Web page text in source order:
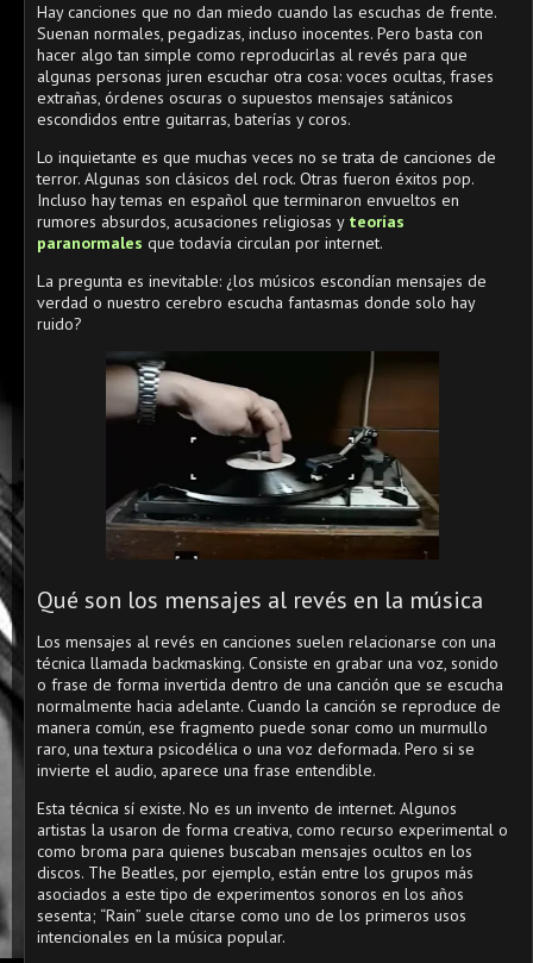
Hay canciones que no dan miedo cuando las escuchas de frente.
Suenan normales, pegadizas, incluso inocentes. Pero basta con
hacer algo tan simple como reproducirlas al revés para que
algunas personas juren escuchar otra cosa: voces ocultas, frases
extrañas, órdenes oscuras o supuestos mensajes satánicos
escondidos entre guitarras, baterías y coros.
Lo inquietante es que muchas veces no se trata de canciones de
terror. Algunas son clásicos del rock. Otras fueron éxitos pop.
Incluso hay temas en español que terminaron envueltos en
rumores absurdos, acusaciones religiosas y teorías
paranormales que todavía circulan por internet.
La pregunta es inevitable: ¿los músicos escondían mensajes de
verdad o nuestro cerebro escucha fantasmas donde solo hay
ruido?
Qué son los mensajes al revés en la música
Los mensajes al revés en canciones suelen relacionarse con una
técnica llamada backmasking. Consiste en grabar una voz, sonido
o frase de forma invertida dentro de una canción que se escucha
normalmente hacia adelante. Cuando la canción se reproduce de
manera común, ese fragmento puede sonar como un murmullo
raro, una textura psicodélica o una voz deformada. Pero si se
invierte el audio, aparece una frase entendible.
Esta técnica sí existe. No es un invento de internet. Algunos
artistas la usaron de forma creativa, como recurso experimental o
como broma para quienes buscaban mensajes ocultos en los
discos. The Beatles, por ejemplo, están entre los grupos más
asociados a este tipo de experimentos sonoros en los años
sesenta; “Rain” suele citarse como uno de los primeros usos
intencionales en la música popular.